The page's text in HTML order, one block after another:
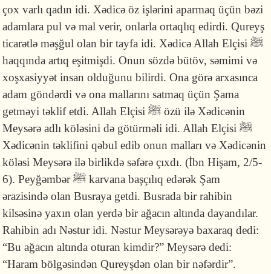
çox varlı qadın idi. Xədicə öz işlərini aparmaq üçün bəzi
adamlara pul və mal verir, onlarla ortaqlıq edirdi. Qureyş
ticarətlə məşğul olan bir tayfa idi. Xədicə Allah Elçisiﷺ
haqqında artıq eşitmişdi. Onun sözdə bütöv, səmimi və
xoşxasiyyət insan olduğunu bilirdi. Ona görə arxasınca
adam göndərdi və ona mallarını satmaq üçün Şama
getməyi təklif etdi. Allah Elçisiﷺ özü ilə Xədicənin
Meysərə adlı köləsini də götürməli idi. Allah Elçisiﷺ
Xədicənin təklifini qəbul edib onun malları və Xədicənin
köləsi Meysərə ilə birlikdə səfərə çıxdı. (İbn Hişam, 2/5-
6). Peyğəmbərﷺ karvana başçılıq edərək Şam
ərazisində olan Busraya getdi. Busrada bir rahibin
kilsəsinə yaxın olan yerdə bir ağacın altında dayandılar.
Rahibin adı Nəstur idi. Nəstur Meysərəyə baxaraq dedi:
“Bu ağacın altında oturan kimdir?” Meysərə dedi:
“Haram bölgə­sindən Qureyşdən olan bir nəfərdir”.